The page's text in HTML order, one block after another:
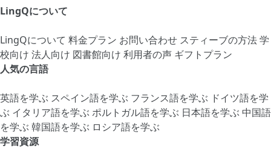
LingQについて
LingQについて 料金プラン お問い合わせ スティーブの方法学
校向け 法人向け 図書館向け 利用者の声 ギフトプラン
人気の言語
英語を学ぶ スペイン語を学ぶ フランス語を学ぶ ドイツ語を学
ぶ イタリア語を学ぶ ポルトガル語を学ぶ 日本語を学ぶ 中国語
を学ぶ 韓国語を学ぶ ロシア語を学ぶ
学習資源